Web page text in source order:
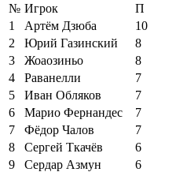
№ Игрок
П
1
Артём Дзюба
10
2
Юрий Газинский
8
3
Жоаозиньо
8
4
Раванелли
7
5
Иван Обляков
7
6
Марио Фернандес
7
7
Фёдор Чалов
7
8
Сергей Ткачёв
6
9
Сердар Азмун
6